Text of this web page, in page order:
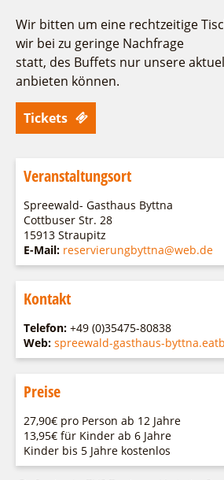
Staatlich anerkannter
Mein Brandenburg – Infostelen
Unternehmensbetreuung
ILB
Warenkorb
Wir bitten um eine rechtzeitige
wir bei zu geringe Nachfrage
statt, des Buffets nur unsere
anbieten können.
Tickets
Veranstaltungsort
Spreewald- Gasthaus Byttna
Cottbuser Str. 28
15913 Straupitz
E-Mail: reservierungbyttna@web.de
Kontakt
Telefon: +49 (0)35475-80838
Web: spreewald-gasthaus-
Preise
27,90€ pro Person ab 12 Jahre
13,95€ für Kinder ab 6 Jahre
Kinder bis 5 Jahre kostenlos